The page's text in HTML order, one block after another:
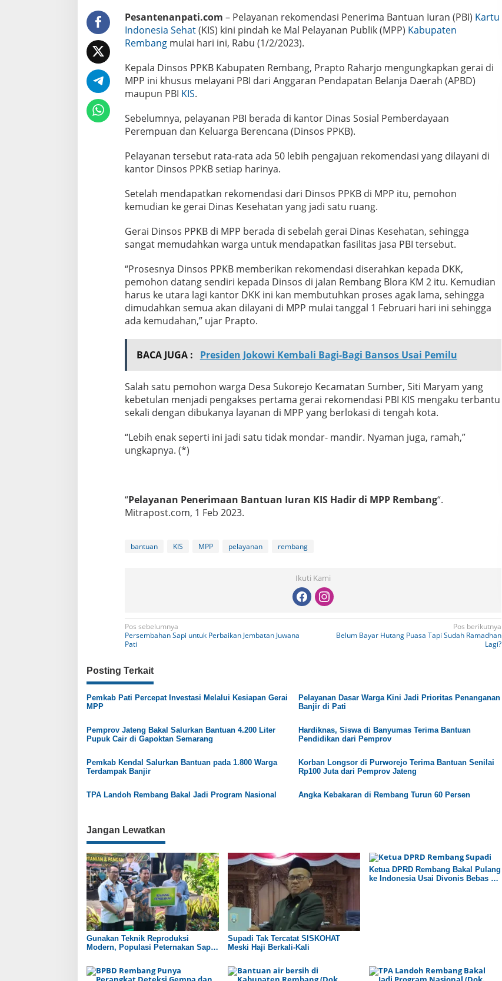
R
e
m
b
a
g
Pesantenanpati.com – Pelayanan rekomendasi Penerima Bantuan Iuran (PBI) Kartu
Indonesia Sehat(KIS) kini pindah ke Mal Pelayanan Publik (MPP) Kabupaten
Rembangmulai hari ini, Rabu (1/2/2023).
Kepala Dinsos PPKB Kabupaten Rembang, Prapto Raharjo mengungkapkan gerai di
MPP ini khusus melayani PBI dari Anggaran Pendapatan Belanja Daerah (APBD)
maupun PBI KIS.
Sebelumnya, pelayanan PBI berada di kantor Dinas Sosial Pemberdayaan
Perempuan dan Keluarga Berencana (Dinsos PPKB).
Pelayanan tersebut rata-rata ada 50 lebih pengajuan rekomendasi yang dilayani di
kantor Dinsos PPKB setiap harinya.
Setelah mendapatkan rekomendasi dari Dinsos PPKB di MPP itu, pemohon
kemudian ke gerai Dinas Kesehatan yang jadi satu ruang.
Gerai Dinsos PPKB di MPP berada di sebelah gerai Dinas Kesehatan, sehingga
sangat memudahkan warga untuk mendapatkan fasilitas jasa PBI tersebut.
“Prosesnya Dinsos PPKB memberikan rekomendasi diserahkan kepada DKK,
pemohon datang sendiri kepada Dinsos di jalan Rembang Blora KM 2 itu. Kemudian
harus ke utara lagi kantor DKK ini kan membutuhkan proses agak lama, sehingga
dimudahkan semua akan dilayani di MPP mulai tanggal 1 Februari hari ini sehingga
ada kemudahan,” ujar Prapto.
BACA JUGA : Presiden Jokowi Kembali Bagi-Bagi Bansos Usai Pemilu
Salah satu pemohon warga Desa Sukorejo Kecamatan Sumber, Siti Maryam yang
kebetulan menjadi pengakses pertama gerai rekomendasi PBI KIS mengaku terbantu
sekali dengan dibukanya layanan di MPP yang berlokasi di tengah kota.
“Lebih enak seperti ini jadi satu tidak mondar- mandir. Nyaman juga, ramah,”
ungkapnya. (*)
“Pelayanan Penerimaan Bantuan Iuran KIS Hadir di MPP Rembang“.
Mitrapost.com, 1 Feb 2023.
bantuan KIS MPP pelayanan rembang
Ikuti Kami
N
a
v
i
g
s
i
p
o
s
Pos sebelumnya
Persembahan Sapi untuk Perbaikan Jembatan Juwana
Pati
Pos berikutnya
Belum Bayar Hutang Puasa Tapi Sudah Ramadhan
Lagi?
Posting Terkait
Pemkab Pati Percepat Investasi Melalui Kesiapan Gerai
MPP
Pelayanan Dasar Warga Kini Jadi Prioritas Penanganan
Banjir di Pati
Pemprov Jateng Bakal Salurkan Bantuan 4.200 Liter
Pupuk Cair di Gapoktan Semarang
Hardiknas, Siswa di Banyumas Terima Bantuan
Pendidikan dari Pemprov
Pemkab Kendal Salurkan Bantuan pada 1.800 Warga
Terdampak Banjir
Korban Longsor di Purworejo Terima Bantuan Senilai
Rp100 Juta dari Pemprov Jateng
TPA Landoh Rembang Bakal Jadi Program Nasional Angka Kebakaran di Rembang Turun 60 Persen
Jangan Lewatkan
Gunakan Teknik Reproduksi
Modern, Populasi Peternakan Sapi
Supadi Tak Tercatat SISKOHAT
Meski Haji Berkali-Kali
Ketua DPRD Rembang Bakal Pulang
ke Indonesia Usai Divonis Bebas di